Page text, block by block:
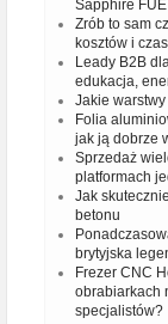
Sapphire
Zrób to sam
kosztów i
Leady B2B
edukacja,
Jakie warstwy
Folia
jak ją dobrze
Sprzedaż
platformach
Jak
betonu
brytyjska
Frezer CNC
obrabiarkach
specjalistów?